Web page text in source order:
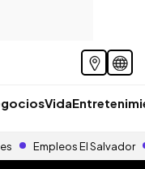
Vida
Empleos El Salvador